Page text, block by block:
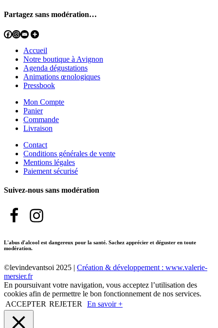
Partagez sans modération…
Accueil
Notre boutique à Avignon
Agenda dégustations
Animations œnologiques
Pressbook
Mon Compte
Panier
Commande
Livraison
Contact
Conditions générales de vente
Mentions légales
Paiement sécurisé
Suivez-nous sans modération
L'abus d'alcool est dangereux pour la santé. Sachez apprécier et déguster en toute
modération.
©levindevantsoi 2025 | Création & développement : www.valerie-
mersier.fr
En poursuivant votre navigation, vous acceptez l’utilisation des
cookies afin de permettre le bon fonctionnement de nos services.
ACCEPTER REJETER En savoir +